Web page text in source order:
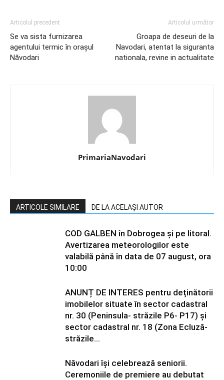
Articolul precedent
Se va sista furnizarea
agentului termic în orașul
Năvodari
Articolul următor
Groapa de deseuri de la
Navodari, atentat la siguranta
nationala, revine in actualitate
PrimariaNavodari
ARTICOLE SIMILARE DE LA ACELAȘI AUTOR
COD GALBEN în Dobrogea și pe litoral.
Avertizarea meteorologilor este
valabilă până în data de 07 august, ora
10:00
ANUNȚ DE INTERES pentru deținătorii
imobilelor situate în sector cadastral
nr. 30 (Peninsula- străzile P6- P17) și
sector cadastral nr. 18 (Zona Ecluză-
străzile...
Năvodari își celebrează seniorii.
Ceremoniile de premiere au debutat